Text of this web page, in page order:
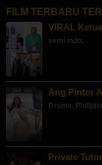
FILM TERBARU
VIRAL
semi indo,
Ang Pintor
Drama,
Private Tutor